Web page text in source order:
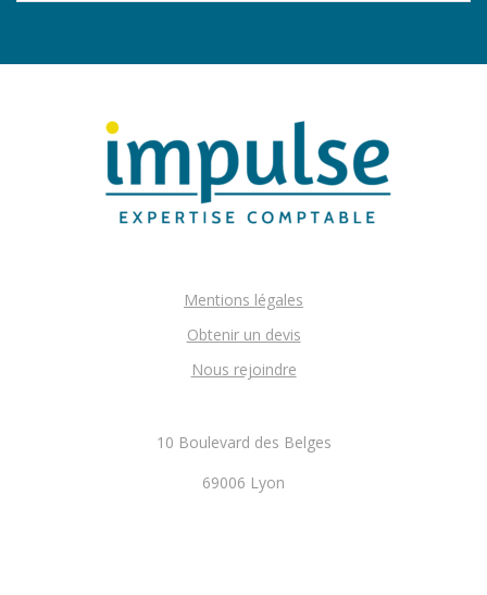
Mentions légales
Obtenir un devis
Nous rejoindre
10 Boulevard des Belges
69006 Lyon